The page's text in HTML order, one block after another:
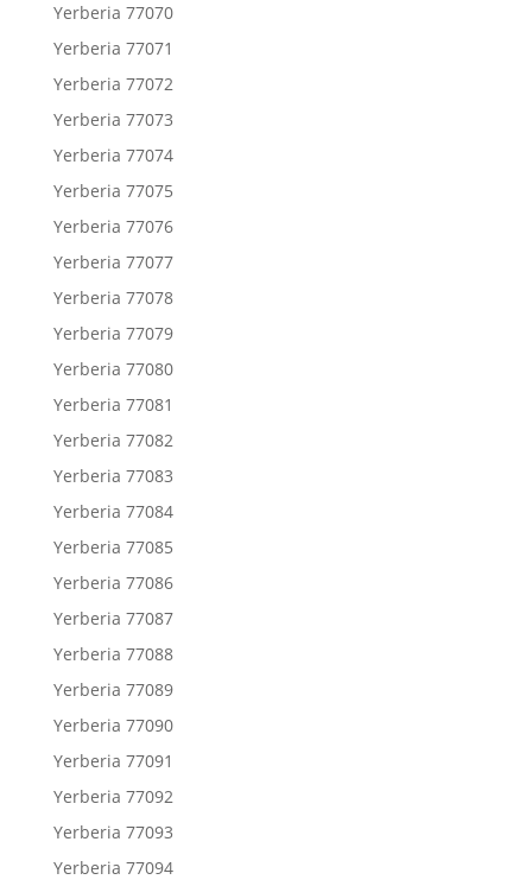
Yerberia 77070
Yerberia 77071
Yerberia 77072
Yerberia 77073
Yerberia 77074
Yerberia 77075
Yerberia 77076
Yerberia 77077
Yerberia 77078
Yerberia 77079
Yerberia 77080
Yerberia 77081
Yerberia 77082
Yerberia 77083
Yerberia 77084
Yerberia 77085
Yerberia 77086
Yerberia 77087
Yerberia 77088
Yerberia 77089
Yerberia 77090
Yerberia 77091
Yerberia 77092
Yerberia 77093
Yerberia 77094